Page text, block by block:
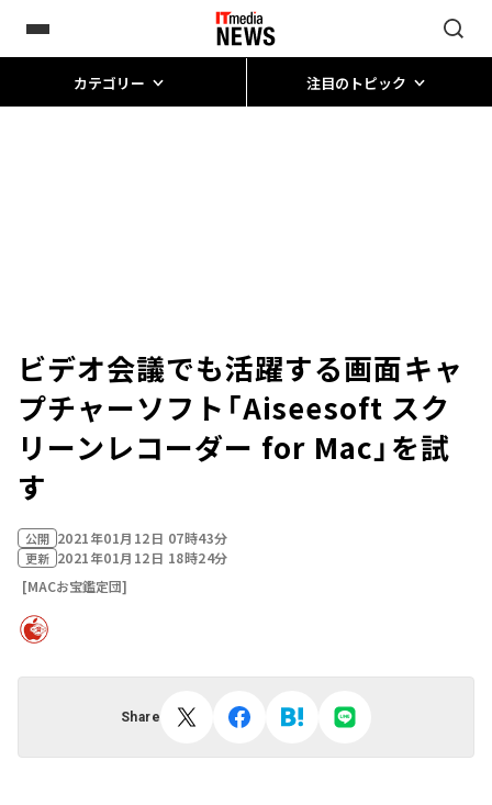
カテゴリー 注目のトピック
ビデオ会議でも活躍する画面キャ
プチャーソフト「Aiseesoft スク
リーンレコーダー for Mac」を試
す
公開 2021年01月12日 07時43分
更新 2021年01月12日 18時24分
[MACお宝鑑定団]
Share